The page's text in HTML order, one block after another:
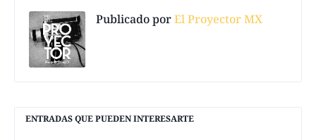
Publicado porEl Proyector MX
ENTRADAS QUE PUEDEN INTERESARTE